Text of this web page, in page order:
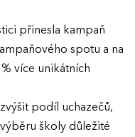
přinesla kampaň
spotu a na
více unikátních
podíl uchazečů,
školy důležité